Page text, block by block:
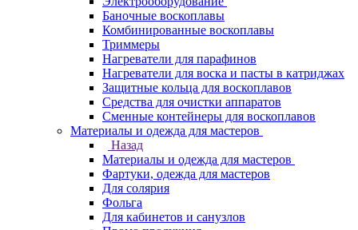
Баночные воскоплавы
Комбинированные воскоплавы
Триммеры
Нагреватели для парафинов
Нагреватели для воска и пасты в катриджах
Защитные кольца для воскоплавов
Средства для очистки аппаратов
Сменные контейнеры для воскоплавов
Материалы и одежда для мастеров
Назад
Материалы и одежда для мастеров
Фартуки, одежда для мастеров
Для солярия
Фольга
Для кабинетов и санузлов